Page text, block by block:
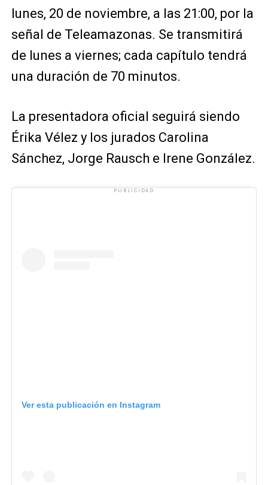
lunes, 20 de noviembre, a las 21:00, por la
señal de Teleamazonas. Se transmitirá
de lunes a viernes; cada capítulo tendrá
una duración de 70 minutos.
La presentadora oficial seguirá siendo
Érika Vélez y los jurados Carolina
Sánchez, Jorge Rausch e Irene González.
PUBLICIDAD
Ver esta publicación en Instagram